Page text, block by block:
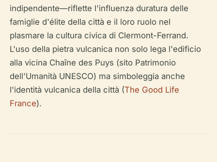
indipendente—riflette l'influenza duratura delle
famiglie d'élite della città e il loro ruolo nel
plasmare la cultura civica di Clermont-Ferrand.
L'uso della pietra vulcanica non solo lega l'edificio
alla vicina Chaîne des Puys (sito Patrimonio
dell'Umanità UNESCO) ma simboleggia anche
l'identità vulcanica della città (The Good Life
France).